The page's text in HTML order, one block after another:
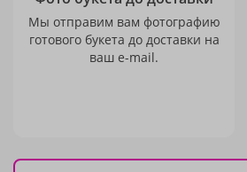
Мы отправим вам фотографию
готового букета до доставки на
ваш e-mail.